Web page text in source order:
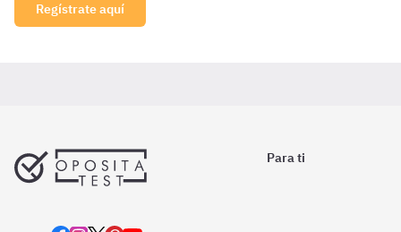
Regístrate aquí
Para ti